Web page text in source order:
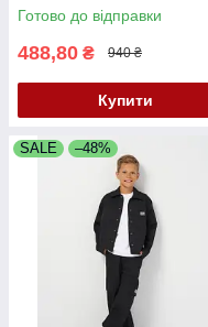
Готово до відправки
488,80 ₴ 940 ₴
Купити
SALE –48%